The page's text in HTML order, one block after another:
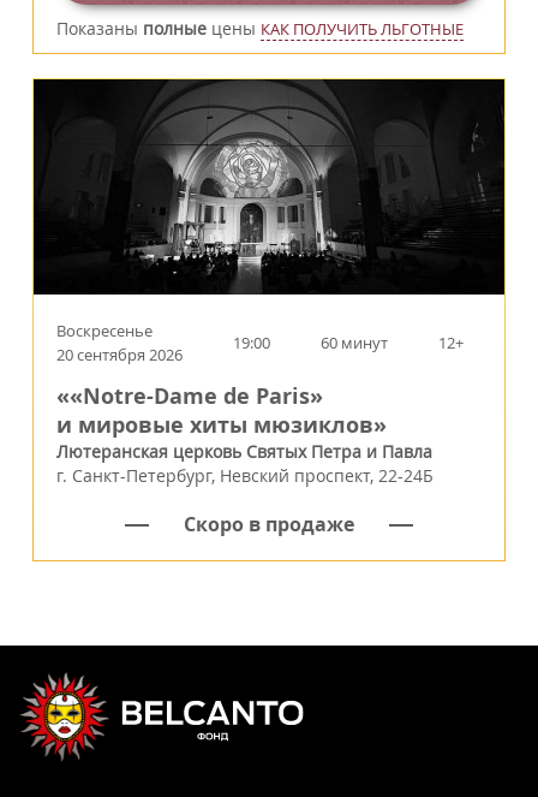
Показаны полные цены КАК ПОЛУЧИТЬ ЛЬГОТНЫЕ
Воскресенье
20 сентября 2026
19:00 60 минут 12+
««Notre-Dame de Paris»
и мировые хиты мюзиклов»
Лютеранская церковь Святых Петра и Павла
г. Санкт-Петербург, Невский проспект, 22-24Б
Скоро в продаже